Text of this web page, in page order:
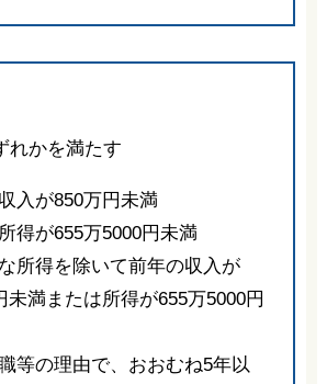
かを満たす
入が850万円未満
得が655万5000円未満
所得を除いて前年の収入が
未満または所得が655万5000円
等の理由で、おおむね5年以